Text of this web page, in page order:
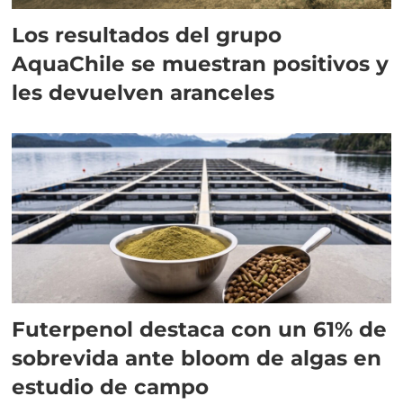
Los resultados del grupo
AquaChile se muestran positivos y
les devuelven aranceles
Futerpenol destaca con un 61% de
sobrevida ante bloom de algas en
estudio de campo